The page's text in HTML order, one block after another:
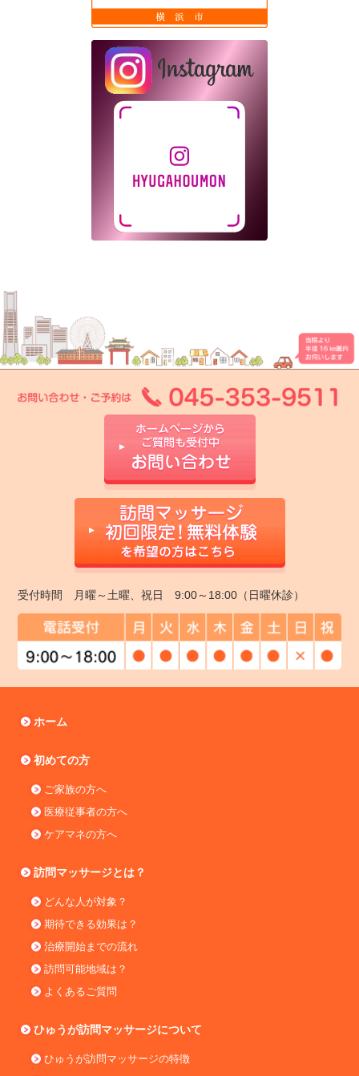
受付時間 月曜～土曜、祝日 9:00～18:00（日曜休診）
ホーム
初めての方
ご家族の方へ
医療従事者の方へ
ケアマネの方へ
訪問マッサージとは？
どんな人が対象？
期待できる効果は？
治療開始までの流れ
訪問可能地域は？
よくあるご質問
ひゅうが訪問マッサージについて
ひゅうが訪問マッサージの特徴